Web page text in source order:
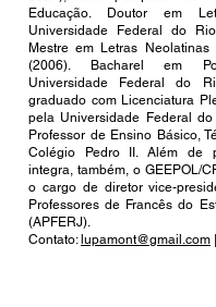
Educação. Doutor em
Universidade Federal do
Mestre em Letras
(2006). Bacharel em
Universidade Federal do
graduado com Licenciatura
pela Universidade Federal
Professor de Ensino Básico,
Colégio Pedro II. Além de
integra, também, o GEEPOL/
o cargo de diretor vice-
Professores de Francês do
(APFERJ).
Contato: lupamont@gmail.com